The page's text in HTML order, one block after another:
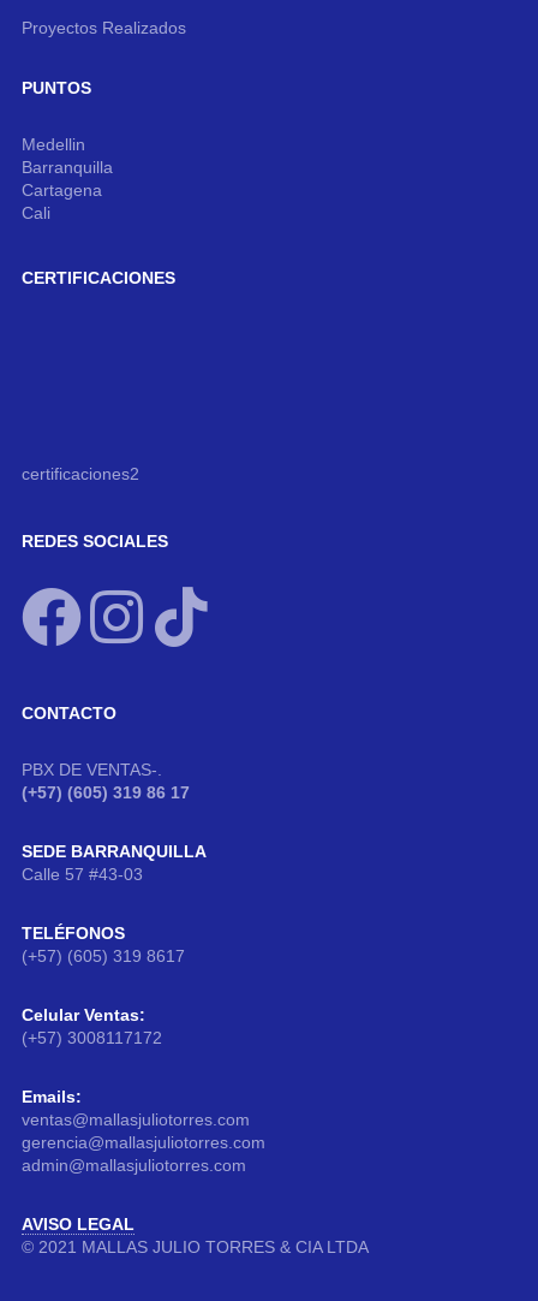
Proyectos Realizados
PUNTOS
Medellin
Barranquilla
Cartagena
Cali
CERTIFICACIONES
certificaciones2
REDES SOCIALES
CONTACTO
PBX DE VENTAS-.
(+57) (605) 319 86 17
SEDE BARRANQUILLA
Calle 57 #43-03
TELÉFONOS
(+57) (605) 319 8617
Celular Ventas:
(+57) 3008117172
Emails:
ventas@mallasjuliotorres.com
gerencia@mallasjuliotorres.com
admin@mallasjuliotorres.com
AVISO LEGAL
© 2021 MALLAS JULIO TORRES & CIA LTDA